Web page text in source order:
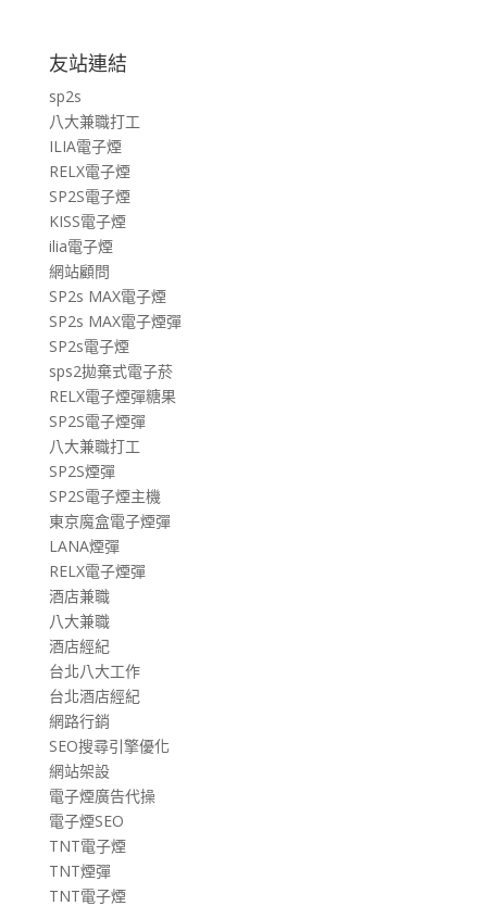
友站連結
sp2s
八大兼職打工
ILIA電子煙
RELX電子煙
SP2S電子煙
KISS電子煙
ilia電子煙
網站顧問
SP2s MAX電子煙
SP2s MAX電子煙彈
SP2s電子煙
sps2拋棄式電子菸
RELX電子煙彈糖果
SP2S電子煙彈
八大兼職打工
SP2S煙彈
SP2S電子煙主機
東京魔盒電子煙彈
LANA煙彈
RELX電子煙彈
酒店兼職
八大兼職
酒店經紀
台北八大工作
台北酒店經紀
網路行銷
SEO搜尋引擎優化
網站架設
電子煙廣告代操
電子煙SEO
TNT電子煙
TNT煙彈
TNT電子煙